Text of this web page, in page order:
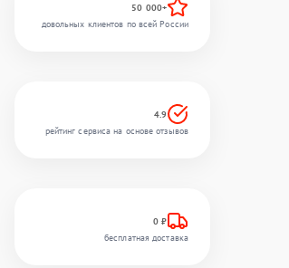
50 000+
довольных клиентов по всей России
4.9
рейтинг сервиса на основе отзывов
0 ₽
бесплатная доставка